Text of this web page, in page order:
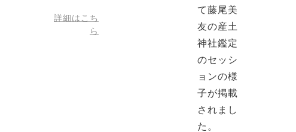
詳細はこち
ら
て藤尾美
友の産土
神社鑑定
のセッシ
ョンの様
子が掲載
されまし
た。